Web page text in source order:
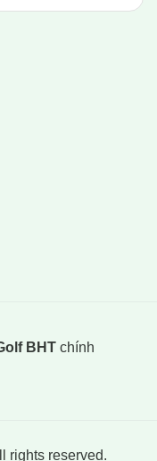
BHT chính
rights reserved.